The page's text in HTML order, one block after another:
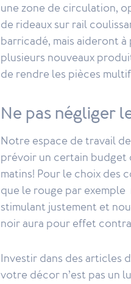
une zone de circulation,
de rideaux sur rail
barricadé, mais aideront
plusieurs nouveaux
de rendre les pièces
Ne pas négliger
Notre espace de travail
prévoir un certain budget
matins! Pour le choix des
que le rouge par exemple
stimulant justement et
noir aura pour effet
Investir dans des articles
votre décor n’est pas un